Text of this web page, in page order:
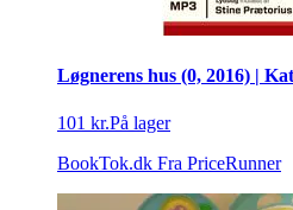
Løgnerens hus (0, 2016) |
101 kr.På lager
BookTok.dk Fra PriceRunner